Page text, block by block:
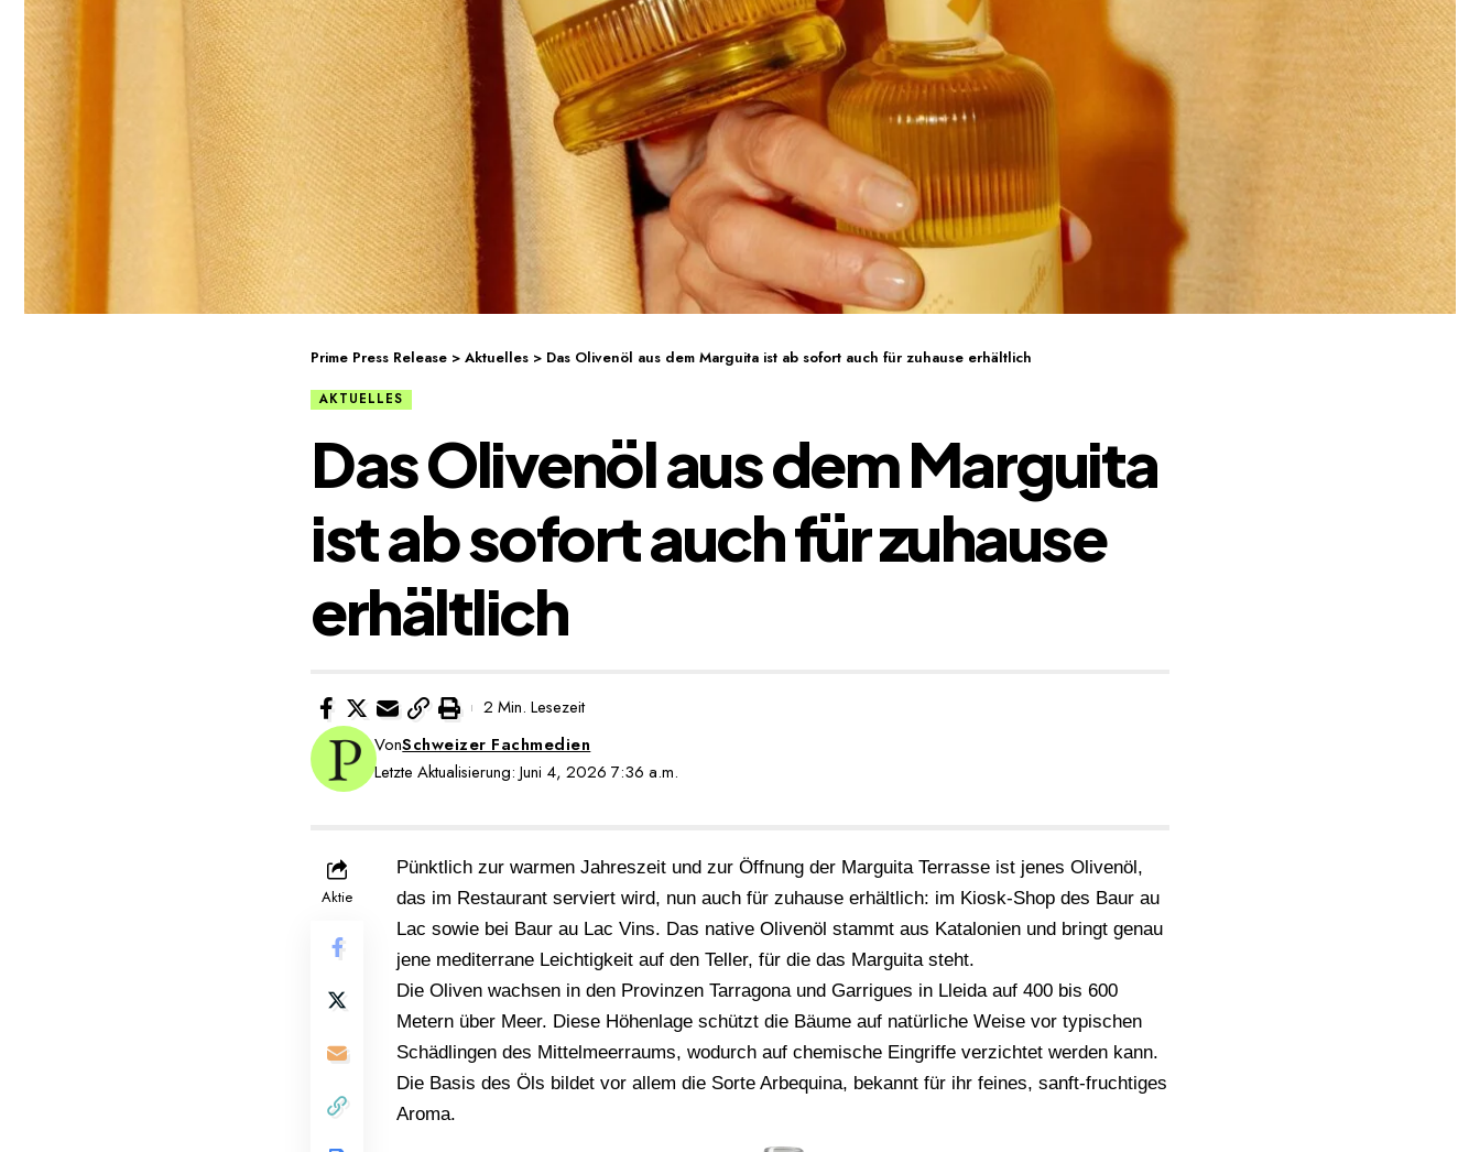
Prime Press Release > Aktuelles > Das Olivenöl aus dem Marguita ist ab sofort auch für zuhause erhältlich
AKTUELLES
Das Olivenöl aus dem Marguita
ist ab sofort auch für zuhause
erhältlich
Letzte Aktualisierung: Juni 4, 2026 7:36 a.m.
VonSchweizer Fachmedien
2 Min. Lesezeit
Aktie
Pünktlich zur warmen Jahreszeit und zur Öffnung der Marguita Terrasse ist jenes Olivenöl,
das im Restaurant serviert wird, nun auch für zuhause erhältlich: im Kiosk-Shop des Baur au
Lac sowie bei Baur au Lac Vins. Das native Olivenöl stammt aus Katalonien und bringt genau
jene mediterrane Leichtigkeit auf den Teller, für die das Marguita steht.
Die Oliven wachsen in den Provinzen Tarragona und Garrigues in Lleida auf 400 bis 600
Metern über Meer. Diese Höhenlage schützt die Bäume auf natürliche Weise vor typischen
Schädlingen des Mittelmeerraums, wodurch auf chemische Eingriffe verzichtet werden kann.
Die Basis des Öls bildet vor allem die Sorte Arbequina, bekannt für ihr feines, sanft-fruchtiges
Aroma.